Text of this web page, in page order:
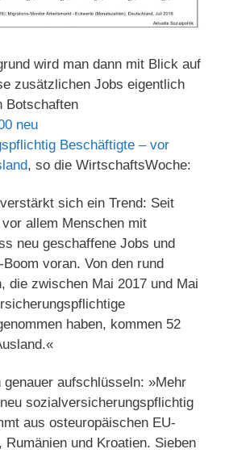
wird man dann mit Blick auf
zusätzlichen Jobs eigentlich
Botschaften
neu
Beschäftigte – vor
, so die WirtschaftsWoche:
sich ein Trend: Seit
allem Menschen mit
neu geschaffene Jobs und
voran. Von den rund
die zwischen Mai 2017 und Mai
haben, kommen 52
genauer aufschlüsseln: »Mehr
sozialversicherungspflichtig
aus osteuropäischen EU-
Rumänien und Kroatien. Sieben